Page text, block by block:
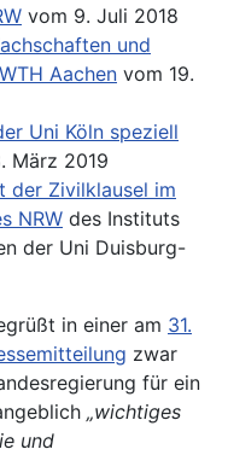
vom 9. Juli 2018
und
Aachen vom 19.
Uni Köln speziell
März 2019
der Zivilklausel im
NRW des Instituts
der Uni Duisburg-
in einer am 31.
zwar
für ein
„wichtiges
und